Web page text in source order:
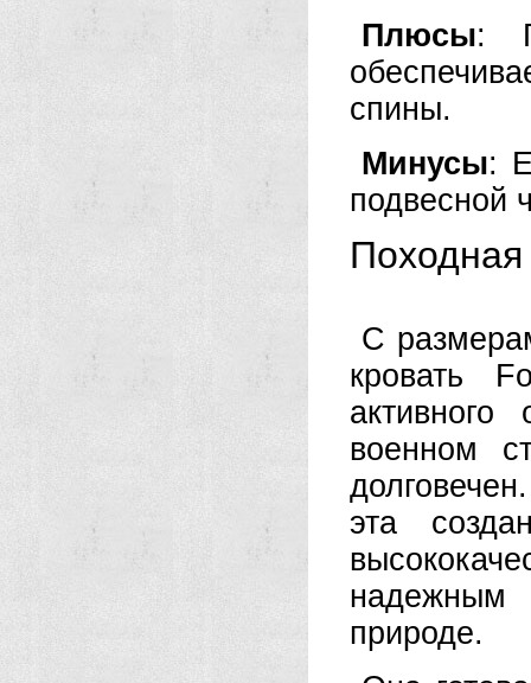
Плюсы:
спины.
Минусы:
подвесной
Походная
С
кровать
военном
эта
надежным
природе.